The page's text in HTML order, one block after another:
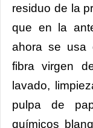
residuo de la
que en la
ahora se usa
fibra virgen
lavado,
pulpa de
químicos